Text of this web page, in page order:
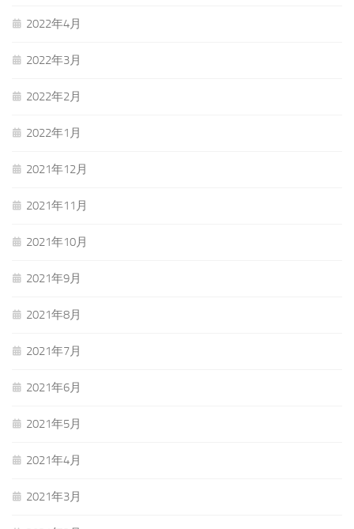
2022年4月
2022年3月
2022年2月
2022年1月
2021年12月
2021年11月
2021年10月
2021年9月
2021年8月
2021年7月
2021年6月
2021年5月
2021年4月
2021年3月